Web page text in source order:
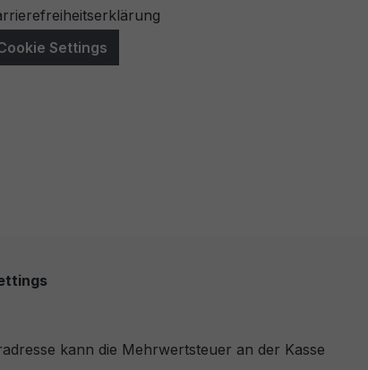
Settings
kann die Mehrwertsteuer an der Kasse